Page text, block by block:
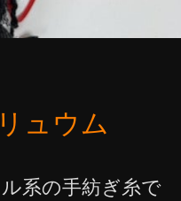
ュウム
系の手紡ぎ糸で